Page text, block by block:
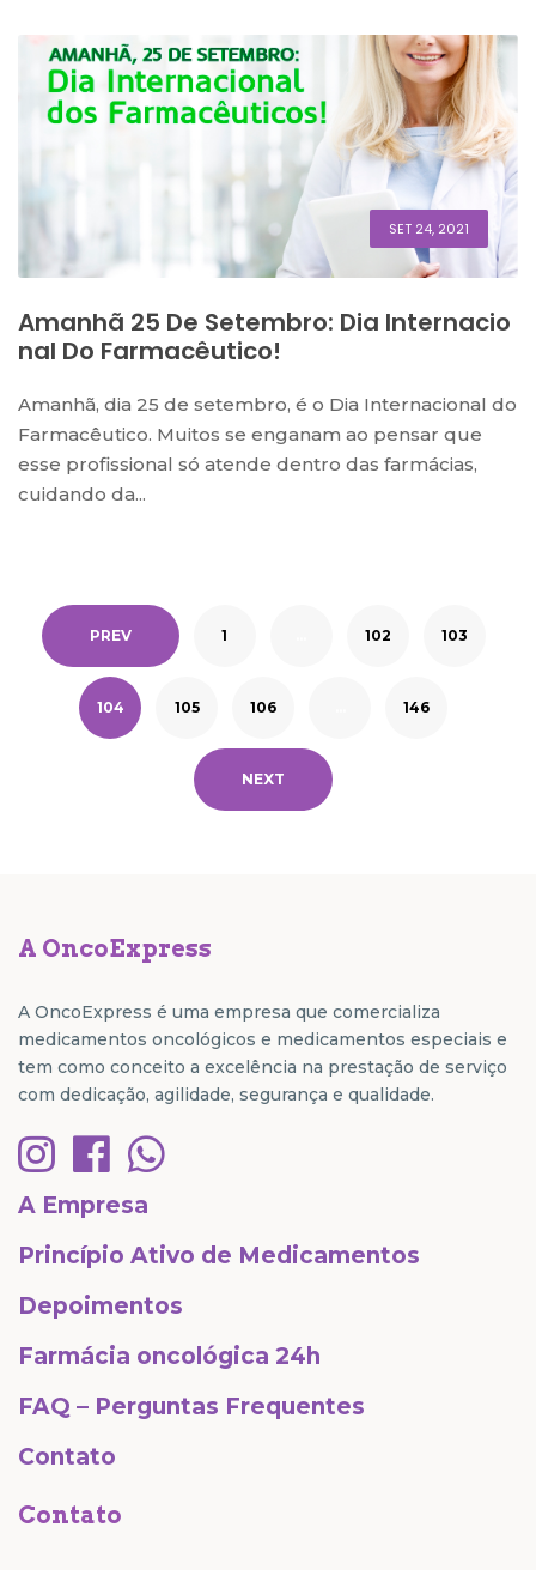
SET 24, 2021
Amanhã 25 De Setembro: Dia Internacio
Nal Do Farmacêutico!
Amanhã, dia 25 de setembro, é o Dia Internacional do
Farmacêutico. Muitos se enganam ao pensar que
esse profissional só atende dentro das farmácias,
cuidando da...
PREV 1 102 103
104 105 106 146
NEXT
A OncoExpress
A OncoExpress é uma empresa que comercializa
medicamentos oncológicos e medicamentos especiais e
tem como conceito a excelência na prestação de serviço
com dedicação, agilidade, segurança e qualidade.
A Empresa
Princípio Ativo de Medicamentos
Depoimentos
Farmácia oncológica 24h
FAQ – Perguntas Frequentes
Contato
Contato